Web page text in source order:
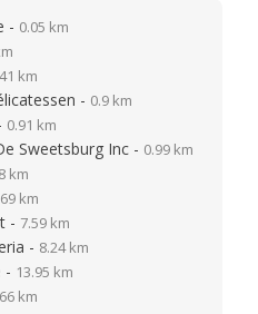
- 0.05 km
km
- 0.9 km
0.91 km
Sweetsburg Inc - 0.99 km
km
km
- 7.59 km
- 8.24 km
- 13.95 km
km